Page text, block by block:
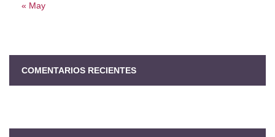
« May
COMENTARIOS RECIENTES